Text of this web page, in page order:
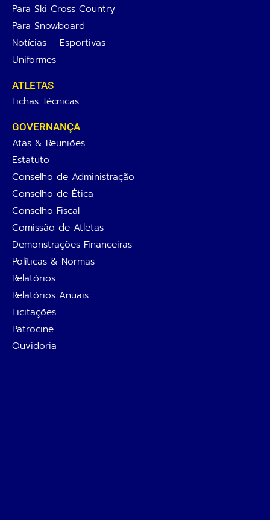
Para Ski Cross Country
Para Snowboard
Notícias – Esportivas
Uniformes
ATLETAS
Fichas Técnicas
GOVERNANÇA
Atas & Reuniões
Estatuto
Conselho de Administração
Conselho de Ética
Conselho Fiscal
Comissão de Atletas
Demonstrações Financeiras
Políticas & Normas
Relatórios
Relatórios Anuais
Licitações
Patrocine
Ouvidoria